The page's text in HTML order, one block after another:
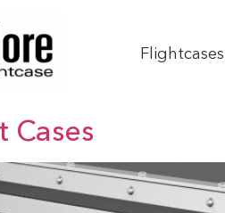
Flightcases
Cases